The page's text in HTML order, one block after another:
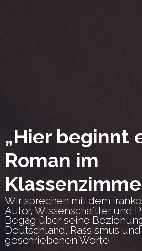
„Hier beginnt
Roman im
Wir sprechen mit dem
Autor, Wissenschaftler und
Begag über seine
Deutschland, Rassismus
geschriebenen Worte